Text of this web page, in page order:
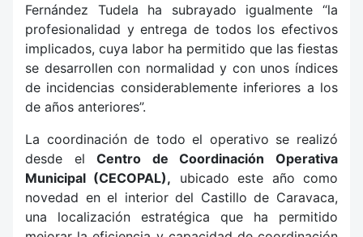
Fernández Tudela ha subrayado igualmente “la
profesionalidad y entrega de todos los efectivos
implicados, cuya labor ha permitido que las fiestas
se desarrollen con normalidad y con unos índices
de incidencias considerablemente inferiores a los
de años anteriores”.
La coordinación de todo el operativo se realizó
desde elCentro de Coordinación Operativa
Municipal (CECOPAL), ubicado este año como
novedad en el interior del Castillo de Caravaca,
una localización estratégica que ha permitido